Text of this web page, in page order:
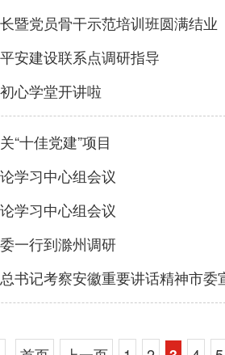
暨党员骨干示范培训班圆满结业
安建设联系点调研指导
心学堂开讲啦
“十佳党建”项目
学习中心组会议
学习中心组会议
一行到滁州调研
书记考察安徽重要讲话精神市